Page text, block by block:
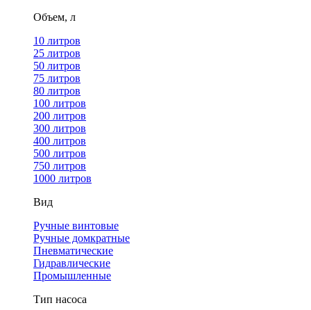
Объем, л
10 литров
25 литров
50 литров
75 литров
80 литров
100 литров
200 литров
300 литров
400 литров
500 литров
750 литров
1000 литров
Вид
Ручные винтовые
Ручные домкратные
Пневматические
Гидравлические
Промышленные
Тип насоса